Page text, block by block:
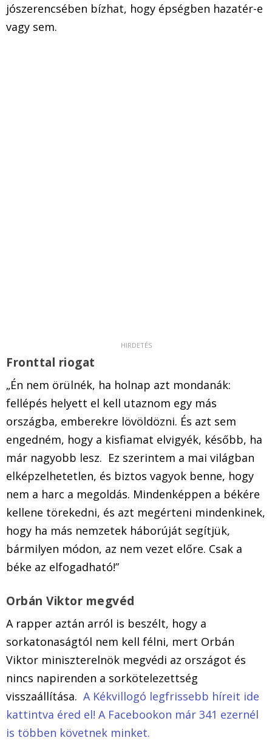
jószerencsében bízhat, hogy épségben hazatér-e
vagy sem.
Fronttal riogat
„Én nem örülnék, ha holnap azt mondanák:
fellépés helyett el kell utaznom egy más
országba, emberekre lövöldözni. És azt sem
engedném, hogy a kisfiamat elvigyék, később, ha
már nagyobb lesz. Ez szerintem a mai világban
elképzelhetetlen, és biztos vagyok benne, hogy
nem a harc a megoldás. Mindenképpen a békére
kellene törekedni, és azt megérteni mindenkinek,
hogy ha más nemzetek háborúját segítjük,
bármilyen módon, az nem vezet előre. Csak a
béke az elfogadható!”
Orbán Viktor megvéd
A rapper aztán arról is beszélt, hogy a
sorkatonaságtól nem kell félni, mert Orbán
Viktor miniszterelnök megvédi az országot és
nincs napirenden a sorkötelezettség
visszaállítása. A Kékvillogó legfrissebb híreit ide
kattintva éred el! A Facebookon már 341 ezernél
is többen követnek minket.